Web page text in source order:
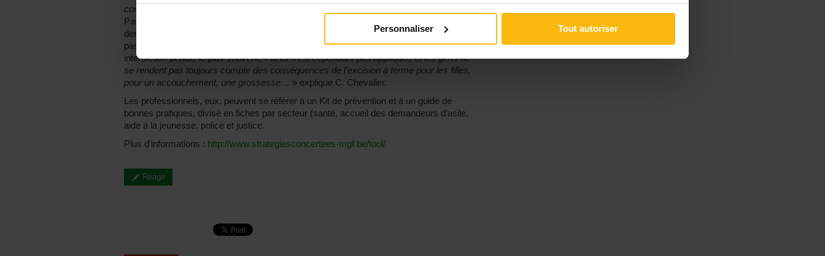
Personnaliser Tout autoriser
contre les MGF
Passeport Stop MGF pour sensibiliser les parents qui voyagent avec leurs filles. Ces
derniers, s’ils subissent des pressions de leur entourage, peuvent leur montrer ce
passeport, qui les informe des poursuites encourues. Si les pays ont prévu une
interdiction pénale le plus souvent, «la loi n’est cependant pas appliquée et les gens ne
se rendent pas toujours compte des conséquences de l’excision à terme pour les filles,
pour un accouchement, une grossesse… » explique C. Chevalier.
Les professionnels, eux, peuvent se référer à un Kit de prévention et à un guide de
bonnes pratiques, divisé en fiches par secteur (santé, accueil des demandeurs d’asile,
aide à la jeunesse, police et justice.
Plus d’informations : http://www.strategiesconcertees-mgf.be/tool/
Réagir